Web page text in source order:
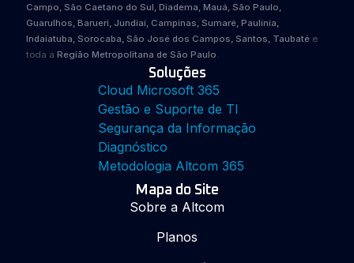
Campo, São Caetano do Sul, Diadema, Mauá, São Paulo,
Guarulhos, Barueri, Jundiaí, Campinas, Sumaré, Paulínia,
Indaiatuba, Sorocaba, São José dos Campos, Santos, Taubaté e
toda a Região Metropolitana de São Paulo
Soluções
Cloud Microsoft 365
Gestão e Suporte de TI
Segurança da Informação
Diagnóstico
Metodologia Altcom 365
Mapa do Site
Sobre a Altcom
Planos